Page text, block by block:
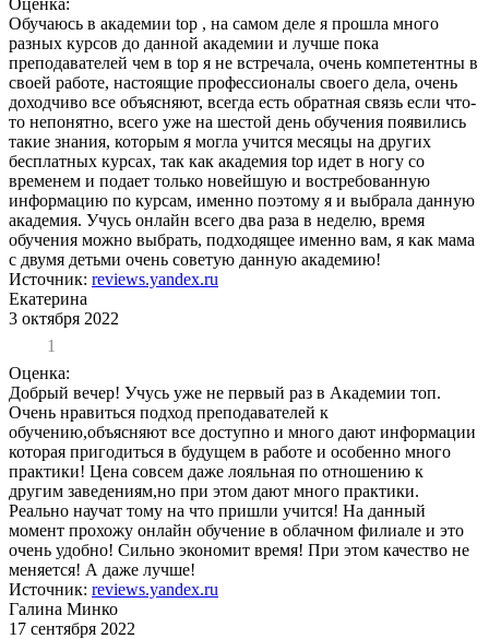
Обучаюсь в академии top , на самом деле я прошла много
разных курсов до данной академии и лучше пока
преподавателей чем в top я не встречала, очень компетентны в
своей работе, настоящие профессионалы своего дела, очень
доходчиво все объясняют, всегда есть обратная связь если что-
то непонятно, всего уже на шестой день обучения появились
такие знания, которым я могла учится месяцы на других
бесплатных курсах, так как академия top идет в ногу со
временем и подает только новейшую и востребованную
информацию по курсам, именно поэтому я и выбрала данную
академия. Учусь онлайн всего два раза в неделю, время
обучения можно выбрать, подходящее именно вам, я как мама
с двумя детьми очень советую данную академию!
Источник: reviews.yandex.ru
Екатерина
3 октября 2022
1
Оценка:
Добрый вечер! Учусь уже не первый раз в Академии топ.
Очень нравиться подход преподавателей к
обучению,объясняют все доступно и много дают информации
которая пригодиться в будущем в работе и особенно много
практики! Цена совсем даже лояльная по отношению к
другим заведениям,но при этом дают много практики.
Реально научат тому на что пришли учится! На данный
момент прохожу онлайн обучение в облачном филиале и это
очень удобно! Сильно экономит время! При этом качество не
меняется! А даже лучше!
Источник: reviews.yandex.ru
Галина Минко
17 сентября 2022